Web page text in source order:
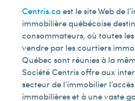
Centris.caest le site Web de
immobilière québécoise
consommateurs, où toutes
vendre par les courtiers
Québec sont réunies à la
Société Centris offre aux
secteur de l’immobilier
immobilières et à une vaste